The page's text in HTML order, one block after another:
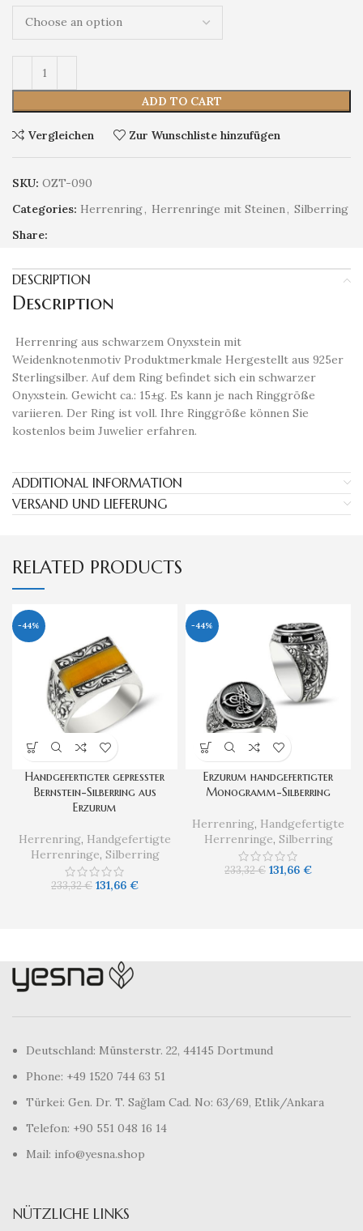
ADD TO CART
Vergleichen Zur Wunschliste hinzufügen
SKU: OZT-090
Categories: Herrenring, Herrenringe mit Steinen, Silberring
Share:
DESCRIPTION
Description
​ Herrenring aus schwarzem Onyxstein mit
Weidenknotenmotiv Produktmerkmale Hergestellt aus 925er
Sterlingsilber. Auf dem Ring befindet sich ein schwarzer
Onyxstein. Gewicht ca.: 15±g. Es kann je nach Ringgröße
variieren. Der Ring ist voll. Ihre Ringgröße können Sie
kostenlos beim Juwelier erfahren.
ADDITIONAL INFORMATION
VERSAND UND LIEFERUNG
RELATED PRODUCTS
-44%
Handgefertigter gepresster
Bernstein-Silberring aus
Erzurum
Herrenring, Handgefertigte
Herrenringe, Silberring
233,32€ 131,66 €
-44%
Erzurum handgefertigter
Monogramm-Silberring
Herrenring, Handgefertigte
Herrenringe, Silberring
233,32€ 131,66 €
Deutschland: Münsterstr. 22, 44145 Dortmund
Phone: +49 1520 744 63 51
Türkei: Gen. Dr. T. Sağlam Cad. No: 63/69, Etlik/Ankara
Telefon: +90 551 048 16 14
Mail: info@yesna.shop
NÜTZLICHE LINKS